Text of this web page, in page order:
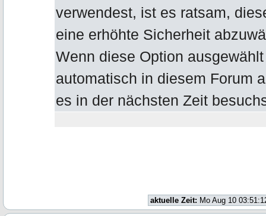
verwendest, ist es ratsam,
eine erhöhte Sicherheit
Wenn diese Option
automatisch in diesem Forum
es in der nächsten Zeit
aktuelle Zeit: Mo Aug 10